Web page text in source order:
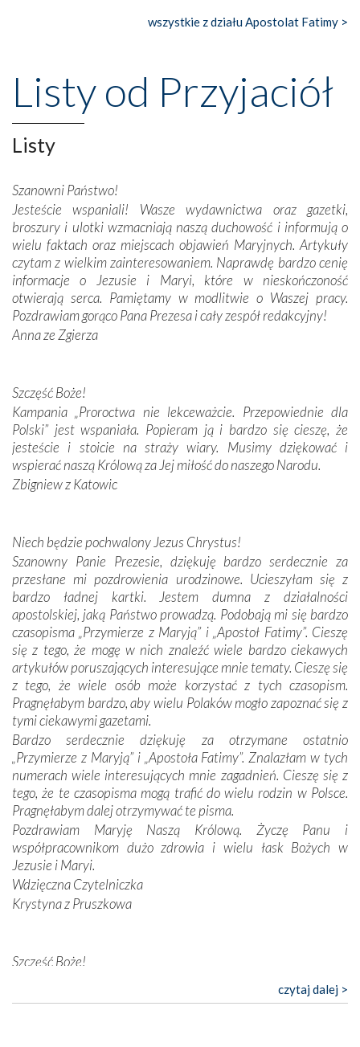
Nasze pielgrzymkowe wyprawy, których celem były
wspaniałe klasztory w miasteczku Alcobaça czy w Batalhi,
Opatrznościową pomoc w wygranej bitwie o
niepodległość kraju. Zachwyt budziła potężna, a zarazem
misterna architektura tych monumentalnych dzieł,
wspaniałe zdobienia, dbałość ich twórców o detale,
połączenie talentów z wytrwałością i pracowitością
Podążyliśmy też śladami fatimskich wizjonerów – Łucji
dos Santos oraz świętych Hiacynty i Franciszka Marto.
Modliliśmy się przy ich grobach. Odprawiliśmy Drogę
Krzyżową w ich rodzinnych stronach, odwiedziliśmy
domy, w których żyli.
W miejscu objawień Matki Bożej zapaliliśmy świece
przywiezione wraz z intencjami powierzonymi nam przez
spotykaliśmy się z serdeczną otwartością
Portugalczyków. Podziwialiśmy ich ludową sztukę i
zwyczaje. Mimo że nasze kraje są od siebie bardzo
oddalone, w żaden sposób nie czuliśmy się obco.
Sprawiła to oczywiście sama Matka Boża, ale też
kulturowa bliskość biorąca swój początek w naszej
wspólnej wierze. Podczas wyjazdów do historycznych
mieliśmy okazję przekonać się, że Maryja swoją opieką
otacza nie tylko nasz naród, lecz wszystkie nacje, które
się Jej ufnie oddają, a także każdą osobę, która zawierza
Jej siebie oraz swych bliskich.
Dzieje Portugalii to również historia wierności Bogu i
odstępstw, także w życiu władców. Trudne momenty w
wymiarze tak osobistym, jak i zbiorowym, przypominają o
konieczności ciągłego zabiegania o własną duszę i o łaskę
Opatrzności. Wierność przynosi pomyślność –
przynajmniej w życiu duchowym. Odstępstwo owocuje
nieszczęściem i śmiercią. Te uniwersalne prawdy
przychodziły na myśl, gdy słuchaliśmy opowieści
przewodników o portugalskich monarchach i wodzach,
zwycięskich bitwach i nieszczęśliwych losach grzesznych
kochanków.
Byli tym razem pośród Apostołów Fatimy reprezentanci
każdego spośród żyjących pokoleń. Najmłodszy uczestnik
liczył sobie 13 lat, zaś senior, pan Zdzisław – już 94.
Całe życie marzyłem, by tu przyjechać
rozmowie.
bez obecności duszpasterza – księdza Krzysztofa.
wysłuchania Mszy Świętej, dawał on wyrazy swej
wszystkie z działu Apostolat Fatimy >
Listy od Przyjaciół
Listy
Szanowni Państwo!
Jesteście wspaniali! Wasze wydawnictwa oraz gazetki,
broszury i ulotki wzmacniają naszą duchowość i informują o
wielu faktach oraz miejscach objawień Maryjnych. Artykuły
czytam z wielkim zainteresowaniem. Naprawdę bardzo cenię
informacje o Jezusie i Maryi, które w nieskończoność
otwierają serca. Pamiętamy w modlitwie o Waszej pracy.
Pozdrawiam gorąco Pana Prezesa i cały zespół redakcyjny!
Anna ze Zgierza
Szczęść Boże!
Kampania „Proroctwa nie lekceważcie. Przepowiednie dla
Polski” jest wspaniała. Popieram ją i bardzo się cieszę, że
jesteście i stoicie na straży wiary. Musimy dziękować i
wspierać naszą Królową za Jej miłość do naszego Narodu.
Zbigniew z Katowic
Niech będzie pochwalony Jezus Chrystus!
Szanowny Panie Prezesie, dziękuję bardzo serdecznie za
przesłane mi pozdrowienia urodzinowe. Ucieszyłam się z
bardzo ładnej kartki. Jestem dumna z działalności
apostolskiej, jaką Państwo prowadzą. Podobają mi się bardzo
czasopisma „Przymierze z Maryją” i „Apostoł Fatimy”. Cieszę
się z tego, że mogę w nich znaleźć wiele bardzo ciekawych
artykułów poruszających interesujące mnie tematy. Cieszę się
z tego, że wiele osób może korzystać z tych czasopism.
Pragnęłabym bardzo, aby wielu Polaków mogło zapoznać się z
tymi ciekawymi gazetami.
Bardzo serdecznie dziękuję za otrzymane ostatnio
„Przymierze z Maryją” i „Apostoła Fatimy”. Znalazłam w tych
numerach wiele interesujących mnie zagadnień. Cieszę się z
tego, że te czasopisma mogą trafić do wielu rodzin w Polsce.
Pragnęłabym dalej otrzymywać te pisma.
Pozdrawiam Maryję Naszą Królową. Życzę Panu i
współpracownikom dużo zdrowia i wielu łask Bożych w
Jezusie i Maryi.
Wdzięczna Czytelniczka
Krystyna z Pruszkowa
Szczęść Boże!
to pismo, które bardzo sobie cenię i szanuję. Redagujecie
czytaj dalej >